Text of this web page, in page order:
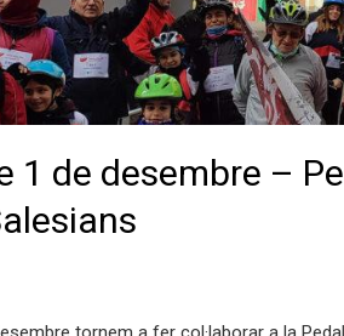
1 de desembre –